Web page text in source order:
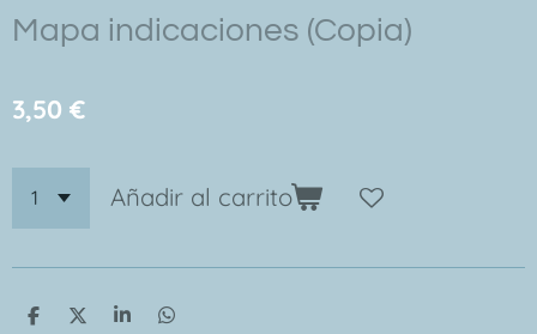
Mapa indicaciones (Copia)
3,50 €
Añadir al carrito
C
C
C
C